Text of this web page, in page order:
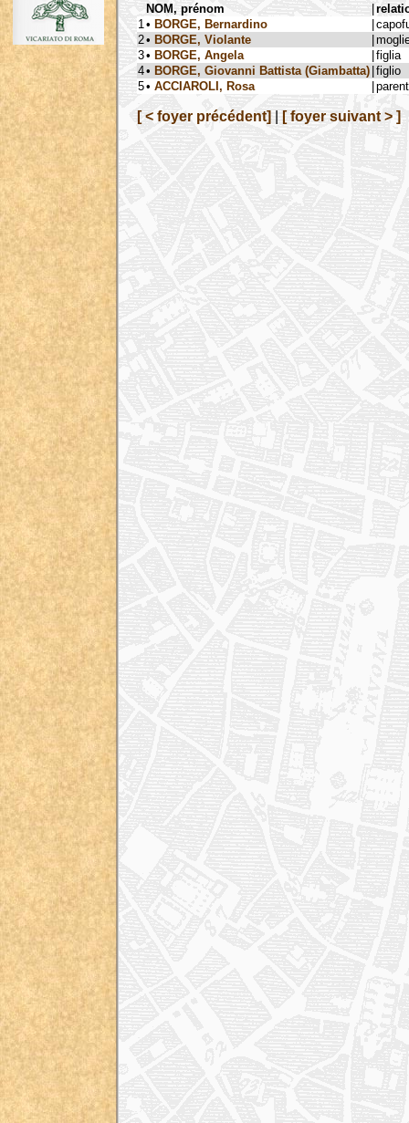
NOM, prénom |
1 • BORGE, Bernardino |
2• BORGE, Violante |
3• BORGE, Angela |figlia
4• BORGE, Giovanni Battista (Giambatta) |figlio
5• ACCIAROLI, Rosa |
[ < foyer précédent] [ foyer suivant > ]